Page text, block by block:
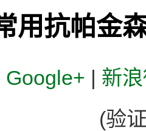
用抗帕金
Google+ | 新
(验